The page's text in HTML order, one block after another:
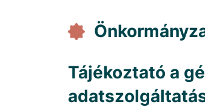
Tájékoztató a